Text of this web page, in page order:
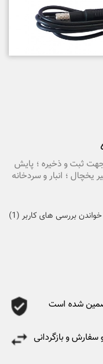
ثبت و ذخیره ؛ پایش
؛ انبار و سردخانه
خواندن بررسی های کاربر (1)
شده است
و بازگردانی